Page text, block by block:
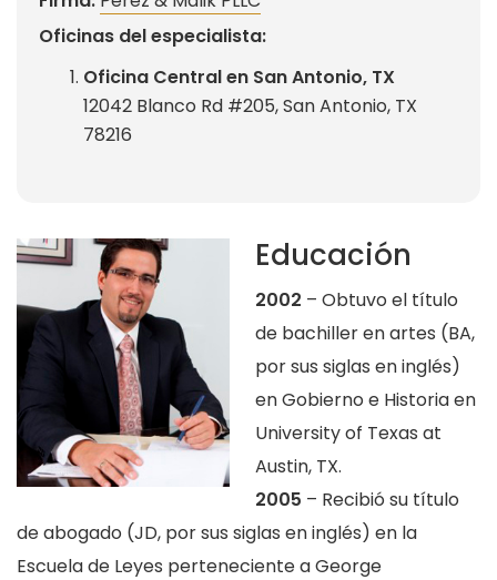
Oficinas del especialista:
Oficina Central en San Antonio, TX
12042 Blanco Rd #205, San Antonio, TX
78216
Educación
2002 – Obtuvo el título
de bachiller en artes (BA,
por sus siglas en inglés)
en Gobierno e Historia en
University of Texas at
Austin, TX.
2005 – Recibió su título
de abogado (JD, por sus siglas en inglés) en la
Escuela de Leyes perteneciente a George